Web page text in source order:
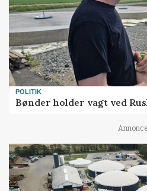
POLITIK
Bønder holder vagt ved
Annonce